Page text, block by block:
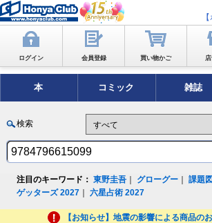
ログイン 会員登録 買い物かご
本 コミック 雑誌
検索
注目のキーワード： 東野圭吾 グローグー ｜課題
ゲッターズ 2027 ｜六星占術 2027
【お知らせ】地震の影響による商品の